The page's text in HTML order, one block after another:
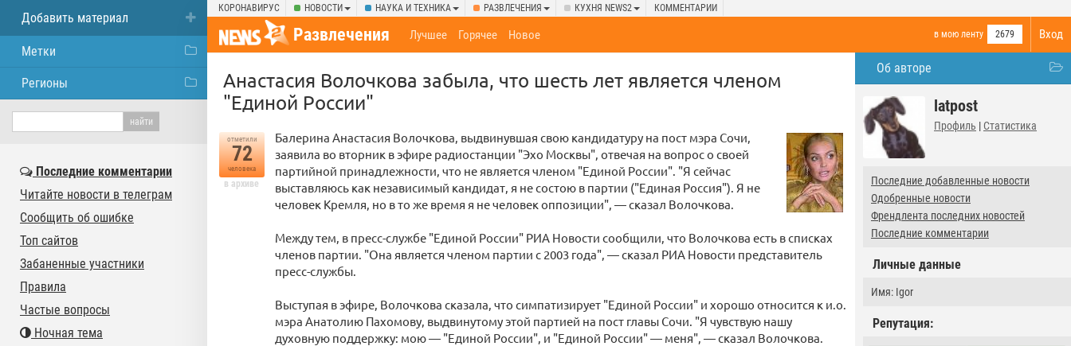
КОРОНАВИРУС НОВОСТИ НАУКА И ТЕХНИКА РАЗВЛЕЧЕНИЯ КУХНЯ NEWS2 КОММЕНТАРИИ
Вход
Развлечения в мою ленту 2679
Лучшее Горячее Новое
Об авторе
latpost
Профиль | Статистика
Последние добавленные новости
Одобренные новости
Френдлента последних новостей
Последние комментарии
Личные данные
Имя: Igor
Репутация:
Анастасия Волочкова забыла, что шесть лет является членом
"Единой России"
отметили
72
человека
в архиве
Балерина Анастасия Волочкова, выдвинувшая свою кандидатуру на пост мэра Сочи,
заявила во вторник в эфире радиостанции "Эхо Москвы", отвечая на вопрос о своей
партийной принадлежности, что не является членом "Единой России". "Я сейчас
выставляюсь как независимый кандидат, я не состою в партии ("Единая Россия"). Я не
человек Кремля, но в то же время я не человек оппозиции", — сказал Волочкова.
Между тем, в пресс-службе "Единой России" РИА Новости сообщили, что Волочкова есть в списках
членов партии. "Она является членом партии с 2003 года", — сказал РИА Новости представитель
пресс-службы.
Выступая в эфире, Волочкова сказала, что симпатизирует "Единой России" и хорошо относится к и.о.
мэра Анатолию Пахомову, выдвинутому этой партией на пост главы Сочи. "Я чувствую нашу
духовную поддержку: мою — "Единой России", и "Единой России" — меня", — сказал Волочкова.
Добавить материал
Метки
Регионы
Последние комментарии
Читайте новости в телеграм
Сообщить об ошибке
Топ сайтов
Забаненные участники
Правила
Частые вопросы
Ночная тема